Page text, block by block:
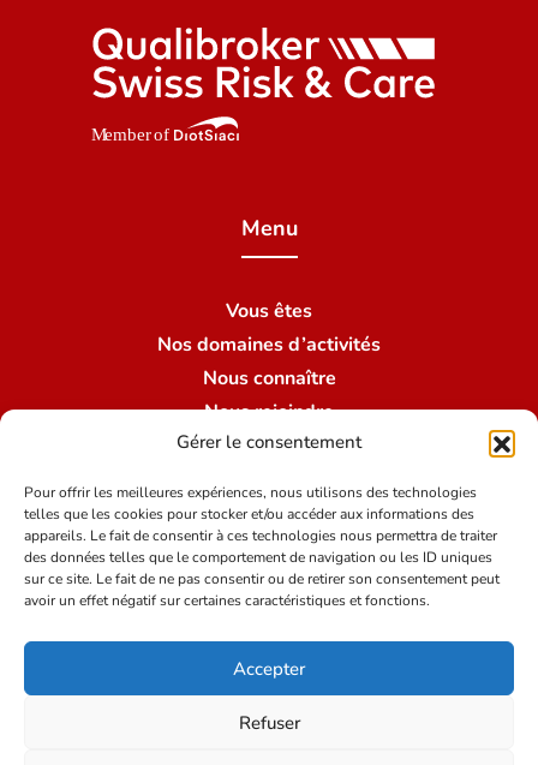
Gérer le consentement
Pour offrir les meilleures expériences, nous utilisons des technologies
telles que les cookies pour stocker et/ou accéder aux informations des
appareils. Le fait de consentir à ces technologies nous permettra de traiter
des données telles que le comportement de navigation ou les ID uniques
sur ce site. Le fait de ne pas consentir ou de retirer son consentement peut
avoir un effet négatif sur certaines caractéristiques et fonctions.
Accepter
Refuser
Menu
Vous êtes
Nos domaines d’activités
Nous connaître
Nous rejoindre
Nous contacter
Conditions du site
Mentions légales
Politique de protection des données
Crédits